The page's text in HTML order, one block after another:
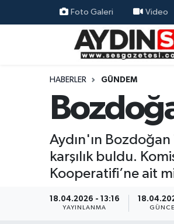
Foto Galeri Video
HABERLER GÜNDEM
Aydın'ın
karşılık buldu.
Kooperatifi’ne ait
18.04.2026 - 13:16
YAYINLANMA
Siyaset
Ekonomi
Yaşam
Aydın Nöbetçi Eczaneler
Aydın Hava Durumu
Aydin Namaz Vakitleri
Aydın Trafik Yoğunluk Haritası
Süper Lig Puan Durumu ve